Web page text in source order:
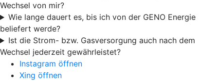
Wechsel von mir?
Wie lange dauert es, bis ich von der GENO Energie
beliefert werde?
Ist die Strom- bzw. Gasversorgung auch nach dem
Wechsel jederzeit gewährleistet?
Instagram öffnen
Xing öffnen